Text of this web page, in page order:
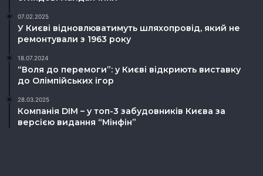
07.02.2025
У Києві відновлюватимуть шляхопровід, який не
ремонтували з 1963 року
18.07.2024
“Воля до перемоги”: у Києві відкриють виставку
до Олімпійських ігор
28.03.2025
Компанія DIM – у топ-3 забудовників Києва за
версією видання “Мінфін”